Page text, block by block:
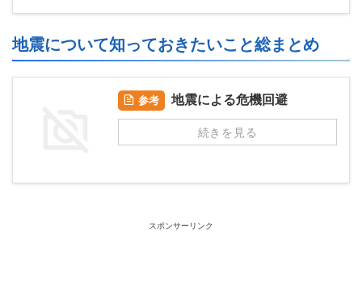
地震について知っておきたいこと総まとめ
参考 地震による危機回避
続きを見る
スポンサーリンク